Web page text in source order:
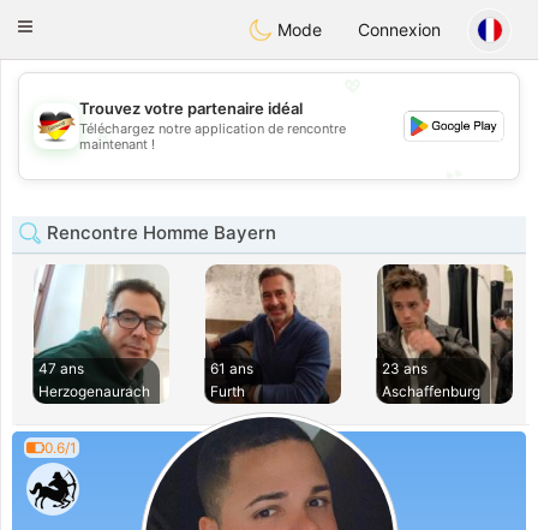
DeutschDating
Toggle
Mode Connexion
💖
💕
Trouvez votre partenaire idéal
Téléchargez notre application de rencontre
maintenant !
Rencontre Homme Bayern
47 ans
Herzogenaurach
61 ans
Furth
23 ans
Aschaffenburg
0.6/1